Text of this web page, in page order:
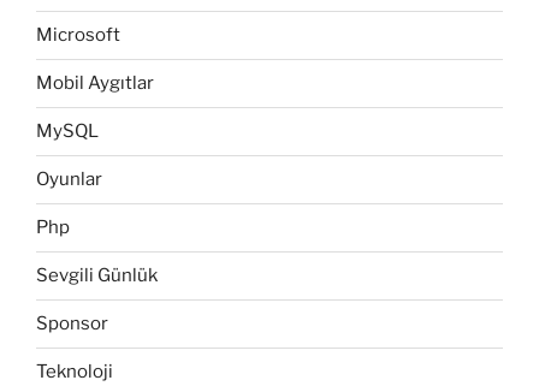
Microsoft
Mobil Aygıtlar
MySQL
Oyunlar
Php
Sevgili Günlük
Sponsor
Teknoloji